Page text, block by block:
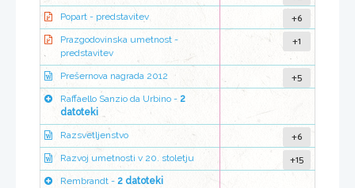
Popart - predstavitev +6
Prazgodovinska umetnost -
predstavitev
+1
Prešernova nagrada 2012 +5
Raffaello Sanzio da Urbino - 2
datoteki
Razsvetljenstvo +6
Razvoj umetnosti v 20. stoletju +15
Rembrandt - 2 datoteki